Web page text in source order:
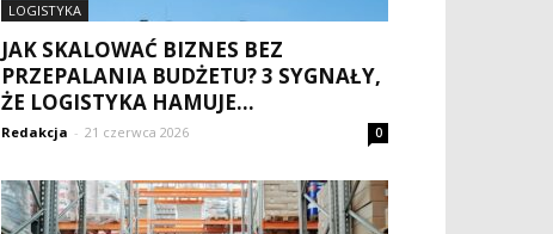
LOGISTYKA
JAK SKALOWAĆ BIZNES BEZ
PRZEPALANIA BUDŻETU? 3 SYGNAŁY,
ŻE LOGISTYKA HAMUJE...
Redakcja - 21 czerwca 2026 0